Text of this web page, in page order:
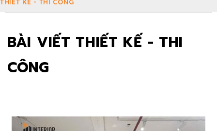
THIẾT KẾ - THI CÔNG
BÀI VIẾT THIẾT KẾ - THI
CÔNG